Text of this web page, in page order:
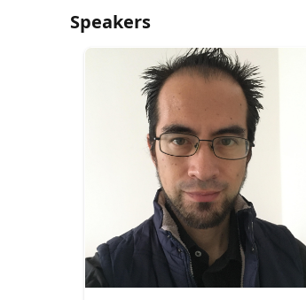
Speakers